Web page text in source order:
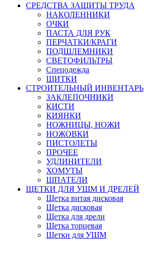
СРЕДСТВА ЗАЩИТЫ ТРУДА
НАКОЛЕННИКИ
ОЧКИ
ПАСТА ДЛЯ РУК
ПЕРЧАТКИ/КРАГИ
ПОДШЛЕМНИКИ
СВЕТОФИЛЬТРЫ
Спецодежда
ЩИТКИ
СТРОИТЕЛЬНЫЙ ИНВЕНТАРЬ
ЗАКЛЕПОЧНИКИ
КИСТИ
КИЯНКИ
НОЖНИЦЫ, НОЖИ
НОЖОВКИ
ПИСТОЛЕТЫ
ПРОЧЕЕ
УДЛИНИТЕЛИ
ХОМУТЫ
ШПАТЕЛИ
ЩЕТКИ ДЛЯ УШМ И ДРЕЛЕЙ
Щетка витая дисковая
Щетка дисковая
Щетка для дрели
Щетка торцевая
Щетки для УШМ